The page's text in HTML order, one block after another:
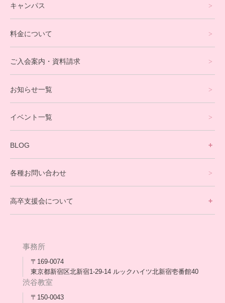
オンラインコース
eスポーツコース
就労支援コース
英会話・海外留学コース
寮生活サポート
卒業生の今
アウトリーチ支援
[家庭訪問カウンセリング]
キャンパス
料金について
ご入会案内・資料請求
お知らせ一覧
イベント一覧
BLOG
保護者交流だより一覧
会長コラム一覧
各種お問い合わせ
高卒支援会について
メディア出演
スタッフ紹介
事務所
〒169-0074
東京都新宿区北新宿1-29-14 ルックハイツ北新宿壱番館40
渋谷教室
〒150-0043